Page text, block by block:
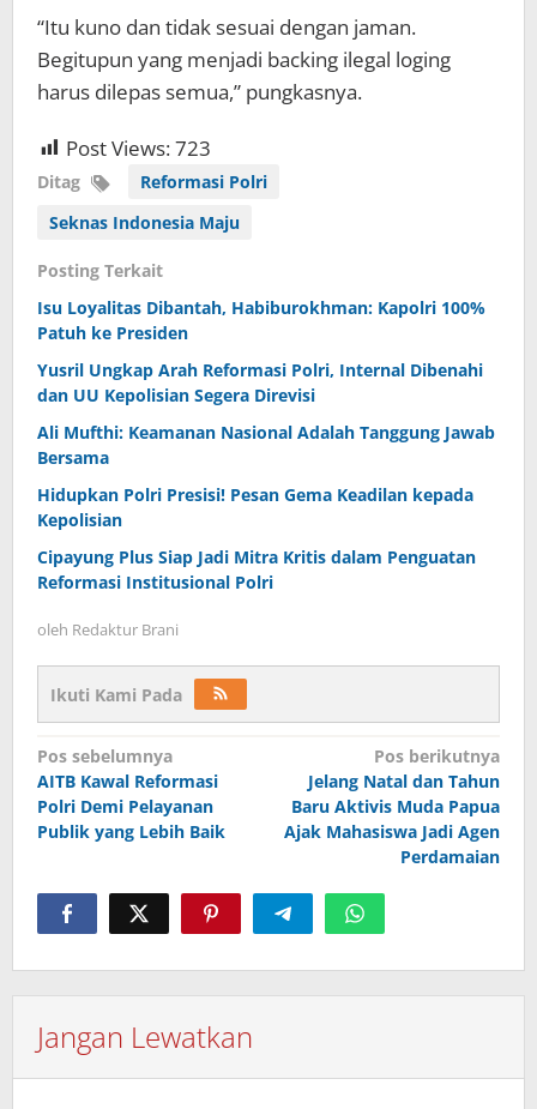
“Itu kuno dan tidak sesuai dengan jaman.
Begitupun yang menjadi backing ilegal loging
harus dilepas semua,” pungkasnya.
Post Views:723
Ditag
Reformasi Polri
Seknas Indonesia Maju
Posting Terkait
Isu Loyalitas Dibantah, Habiburokhman: Kapolri 100%
Patuh ke Presiden
Yusril Ungkap Arah Reformasi Polri, Internal Dibenahi
dan UU Kepolisian Segera Direvisi
Ali Mufthi: Keamanan Nasional Adalah Tanggung Jawab
Bersama
Hidupkan Polri Presisi! Pesan Gema Keadilan kepada
Kepolisian
Cipayung Plus Siap Jadi Mitra Kritis dalam Penguatan
Reformasi Institusional Polri
oleh Redaktur Brani
Ikuti Kami Pada
Navigasi
pos
Pos sebelumnya
AITB Kawal Reformasi
Polri Demi Pelayanan
Publik yang Lebih Baik
Pos berikutnya
Jelang Natal dan Tahun
Baru Aktivis Muda Papua
Ajak Mahasiswa Jadi Agen
Perdamaian
Jangan Lewatkan